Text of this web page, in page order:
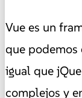
Vue es un
que podemos
igual que
complejos y